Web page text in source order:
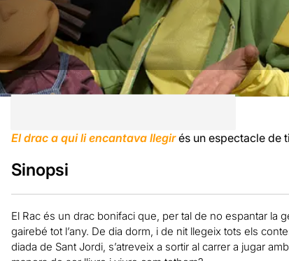
El drac a qui li encantava llegirés un espectacle de
Sinopsi
El Rac és un drac bonifaci que, per tal de no espantar la
gairebé tot l’any. De dia dorm, i de nit llegeix tots els
diada de Sant Jordi, s’atreveix a sortir al carrer a jugar